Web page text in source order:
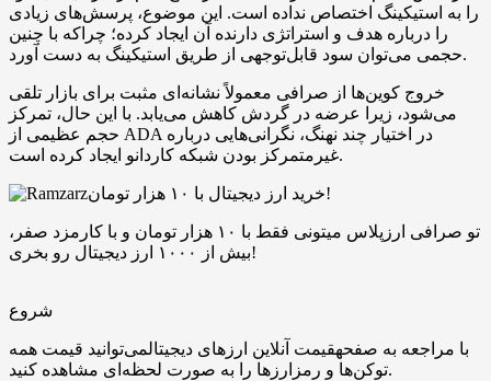
را به استیکینگ اختصاص نداده است. این موضوع، پرسش‌های زیادی
را درباره هدف و استراتژی دارنده آن ایجاد کرده؛ چراکه با چنین
حجمی می‌توان سود قابل‌توجهی از طریق استیکینگ به دست آورد.
خروج کوین‌ها از صرافی معمولاً نشانه‌ای مثبت برای بازار تلقی
می‌شود، زیرا عرضه در گردش کاهش می‌یابد. با این حال، تمرکز
حجم عظیمی از ADA در اختیار چند نهنگ، نگرانی‌هایی درباره
غیرمتمرکز بودن شبکه کاردانو ایجاد کرده است.
خرید ارز دیجیتال با ۱۰ هزار تومان!
تو صرافی ارزپلاس میتونی فقط با ۱۰ هزار تومان و با کارمزد صفر،
بیش از ۱۰۰۰ ارز دیجیتال رو بخری!
شروع
با مراجعه به صفحهقیمت آنلاین ارزهای دیجیتالمی‌توانید قیمت همه
توکن‌ها و رمزارزها را به صورت لحظه‌ای مشاهده کنید.